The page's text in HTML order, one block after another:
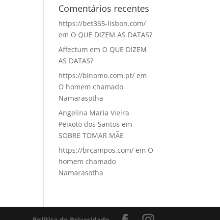
Comentários recentes
https://bet365-lisbon.com/
em O QUE DIZEM AS DATAS?
Affectum em O QUE DIZEM
AS DATAS?
https://binomo.com.pt/ em
O homem chamado
Namarasotha
Angelina Maria Vieira
Peixoto dos Santos em
SOBRE TOMAR MÃE
https://brcampos.com/ em O
homem chamado
Namarasotha